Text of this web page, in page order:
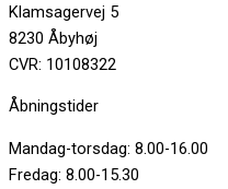
Klamsagervej 5
8230 Åbyhøj
CVR: 10108322
Åbningstider
Mandag-torsdag: 8.00-16.00
Fredag: 8.00-15.30